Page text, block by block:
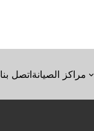
اتصل بنامراكز الصيانة